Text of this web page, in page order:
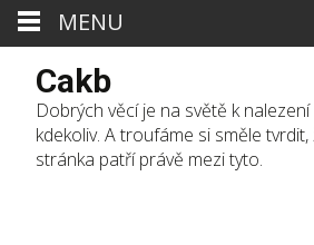
Cakb
Dobrých věcí je na světě k
kdekoliv. A troufáme si směle
stránka patří právě mezi tyto.
MENU